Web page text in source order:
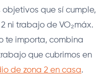
que sí cumple,
ni trabajo de VO₂máx.
te importa, combina
que cubrimos en
de zona 2 en casa.